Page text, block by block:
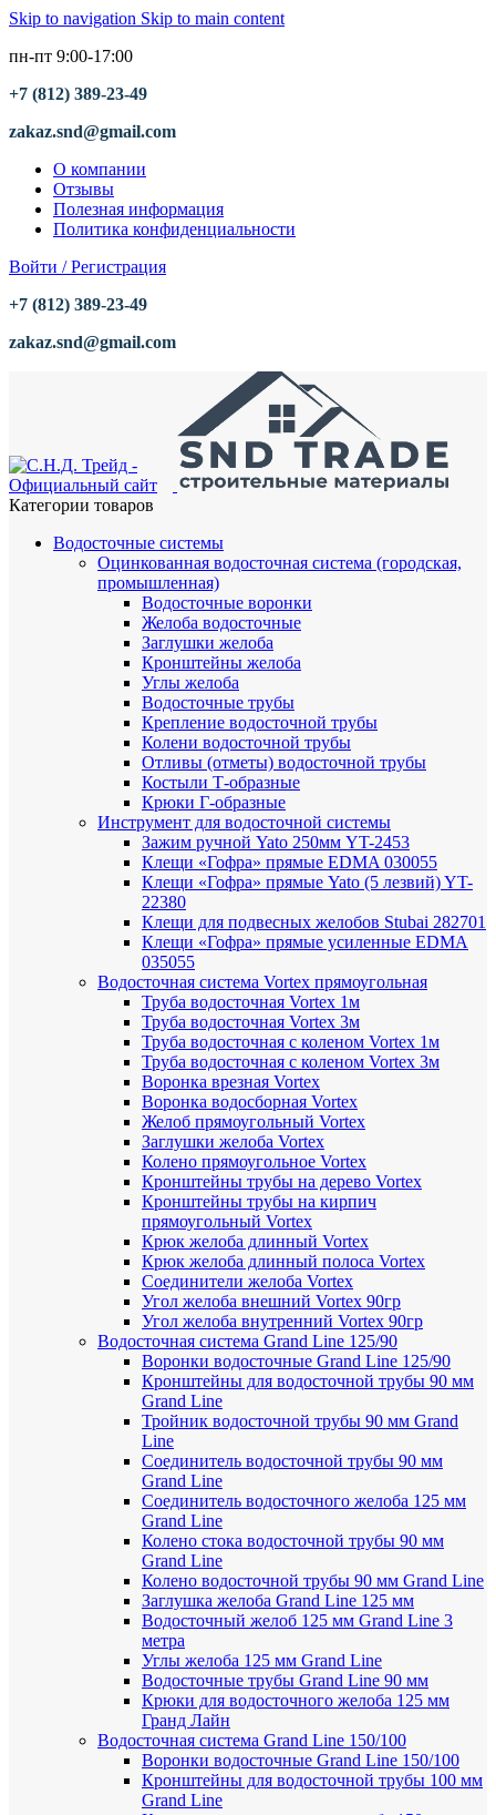
Skip to navigation Skip to main content
пн-пт 9:00-17:00
+7 (812) 389-23-49
zakaz.snd@gmail.com
О компании
Отзывы
Полезная информация
Политика конфиденциальности
Войти / Регистрация
+7 (812) 389-23-49
zakaz.snd@gmail.com
Категории товаров
Водосточные системы
Оцинкованная водосточная система (городская,
промышленная)
Водосточные воронки
Желоба водосточные
Заглушки желоба
Кронштейны желоба
Углы желоба
Водосточные трубы
Крепление водосточной трубы
Колени водосточной трубы
Отливы (отметы) водосточной трубы
Костыли Т-образные
Крюки Г-образные
Инструмент для водосточной системы
Зажим ручной Yato 250мм YT-2453
Клещи «Гофра» прямые EDMA 030055
Клещи «Гофра» прямые Yato (5 лезвий) YT-
22380
Клещи для подвесных желобов Stubai 282701
Клещи «Гофра» прямые усиленные EDMA
035055
Водосточная система Vortex прямоугольная
Труба водосточная Vortex 1м
Труба водосточная Vortex 3м
Труба водосточная с коленом Vortex 1м
Труба водосточная с коленом Vortex 3м
Воронка врезная Vortex
Воронка водосборная Vortex
Желоб прямоугольный Vortex
Заглушки желоба Vortex
Колено прямоугольное Vortex
Кронштейны трубы на дерево Vortex
Кронштейны трубы на кирпич
прямоугольный Vortex
Крюк желоба длинный Vortex
Крюк желоба длинный полоса Vortex
Соединители желоба Vortex
Угол желоба внешний Vortex 90гр
Угол желоба внутренний Vortex 90гр
Водосточная система Grand Line 125/90
Воронки водосточные Grand Line 125/90
Кронштейны для водосточной трубы 90 мм
Grand Line
Тройник водосточной трубы 90 мм Grand
Line
Соединитель водосточной трубы 90 мм
Grand Line
Соединитель водосточного желоба 125 мм
Grand Line
Колено стока водосточной трубы 90 мм
Grand Line
Колено водосточной трубы 90 мм Grand Line
Заглушка желоба Grand Line 125 мм
Водосточный желоб 125 мм Grand Line 3
метра
Углы желоба 125 мм Grand Line
Водосточные трубы Grand Line 90 мм
Крюки для водосточного желоба 125 мм
Гранд Лайн
Водосточная система Grand Line 150/100
Воронки водосточные Grand Line 150/100
Кронштейны для водосточной трубы 100 мм
Grand Line